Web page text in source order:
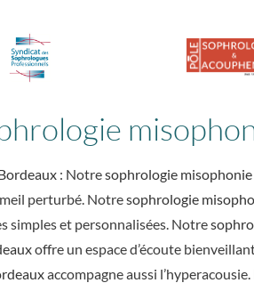
: Notresophrologie
perturbé. Notresophrologie
simples et personnalisées. Notre
offre un espace d’écoute
accompagne aussi